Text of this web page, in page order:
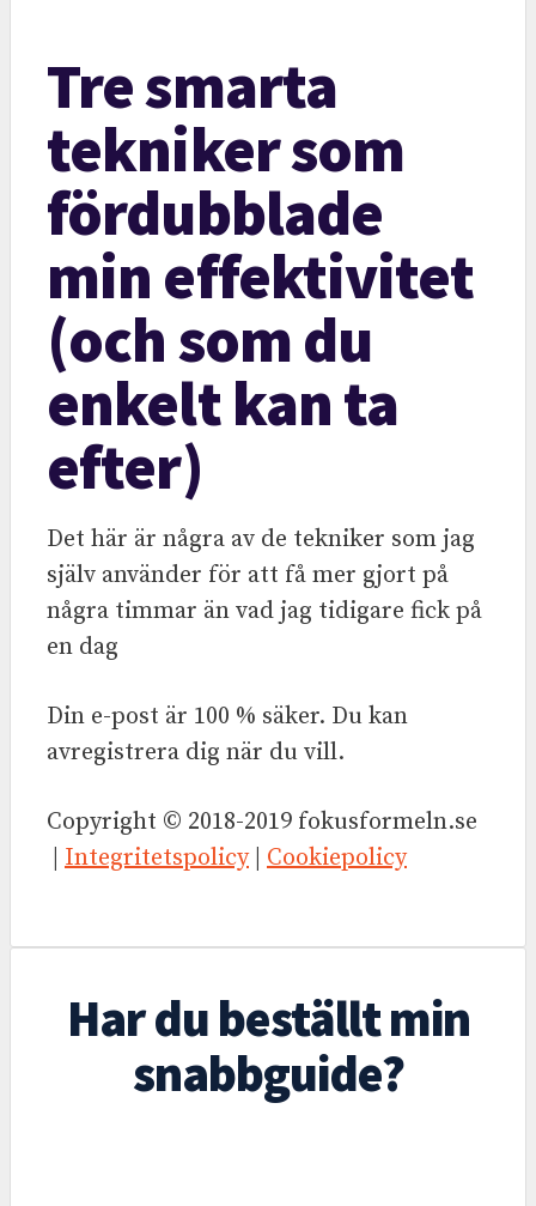
Tre smarta
tekniker som
fördubblade
min effektivitet
(och som du
enkelt kan ta
efter)
Det här är några av de tekniker som jag
själv använder för att få mer gjort på
några timmar än vad jag tidigare fick på
en dag
Din e-post är 100 % säker. Du kan
avregistrera dig när du vill.
Copyright © 2018-2019 fokusformeln.se
Integritetspolicy| Cookiepolicy
Har du beställt min
snabbguide?